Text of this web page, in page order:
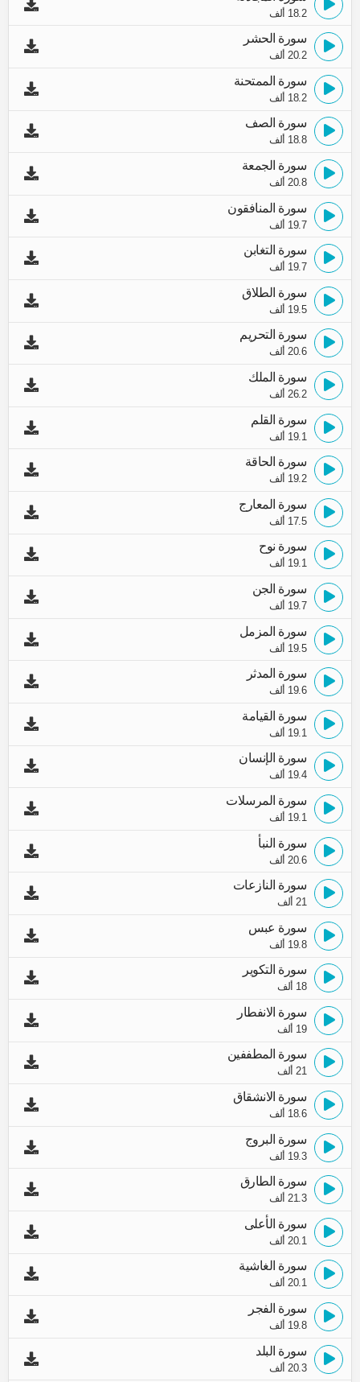
18.2 ألف
سورة الحشر
20.2 ألف
سورة الممتحنة
18.2 ألف
سورة الصف
18.8 ألف
سورة الجمعة
20.8 ألف
سورة المنافقون
19.7 ألف
سورة التغابن
19.7 ألف
سورة الطلاق
19.5 ألف
سورة التحريم
20.6 ألف
سورة الملك
26.2 ألف
سورة القلم
19.1 ألف
سورة الحاقة
19.2 ألف
سورة المعارج
17.5 ألف
سورة نوح
19.1 ألف
سورة الجن
19.7 ألف
سورة المزمل
19.5 ألف
سورة المدثر
19.6 ألف
سورة القيامة
19.1 ألف
سورة الإنسان
19.4 ألف
سورة المرسلات
19.1 ألف
سورة النبأ
20.6 ألف
سورة النازعات
21 ألف
سورة عبس
19.8 ألف
سورة التكوير
18 ألف
سورة الانفطار
19 ألف
سورة المطففين
21 ألف
سورة الانشقاق
18.6 ألف
سورة البروج
19.3 ألف
سورة الطارق
21.3 ألف
سورة الأعلى
20.1 ألف
سورة الغاشية
20.1 ألف
سورة الفجر
19.8 ألف
سورة البلد
20.3 ألف